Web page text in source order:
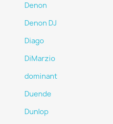
Denon
Denon DJ
Diago
DiMarzio
dominant
Duende
Dunlop